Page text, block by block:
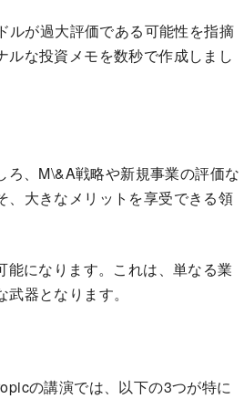
ルが過大評価である可能性を指摘
な投資メモを数秒で作成しまし
、M\&A戦略や新規事業の評価な
、大きなメリットを享受できる領
になります。これは、単なる業
器となります。
の講演では、以下の3つが特に